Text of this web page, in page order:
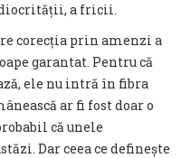
a fricii.
corecția prin amenzi a
garantat. Pentru că
ele nu intră în fibra
ar fi fost doar o
că unele
Dar ceea ce definește